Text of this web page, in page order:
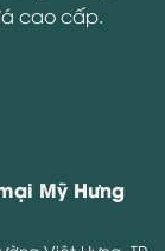
cao cấp.
Mỹ Hưng